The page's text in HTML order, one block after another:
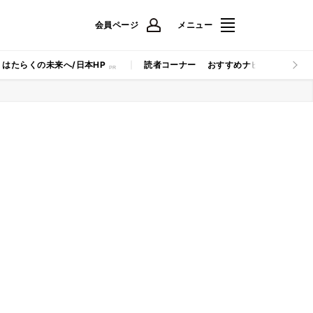
会員ページ メニュー
はたらくの未来へ/日本HP 読者コーナー おすすめナビ マイナビ